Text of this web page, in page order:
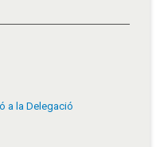
a la Delegació